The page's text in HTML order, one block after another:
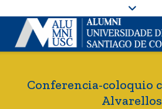
Conferencia-coloquio
Alvarellos